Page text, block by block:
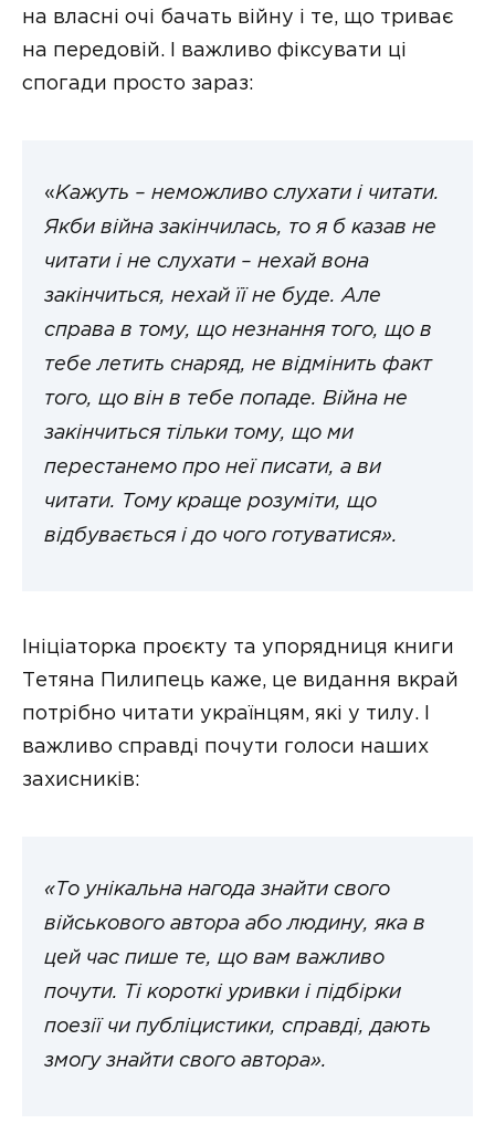
на власні очі бачать війну і те, що триває
на передовій. І важливо фіксувати ці
спогади просто зараз:
«Кажуть – неможливо слухати і читати.
Якби війна закінчилась, то я б казав не
читати і не слухати – нехай вона
закінчиться, нехай її не буде. Але
справа в тому, що незнання того, що в
тебе летить снаряд, не відмінить факт
того, що він в тебе попаде. Війна не
закінчиться тільки тому, що ми
перестанемо про неї писати, а ви
читати. Тому краще розуміти, що
відбувається і до чого готуватися».
Ініціаторка проєкту та упорядниця книги
Тетяна Пилипець каже, це видання вкрай
потрібно читати українцям, які у тилу. І
важливо справді почути голоси наших
захисників:
«То унікальна нагода знайти свого
військового автора або людину, яка в
цей час пише те, що вам важливо
почути. Ті короткі уривки і підбірки
поезії чи публіцистики, справді, дають
змогу знайти свого автора».